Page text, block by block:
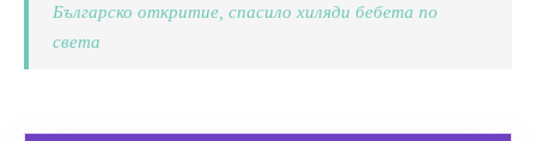
Българско откритие, спасило хиляди бебета по
света